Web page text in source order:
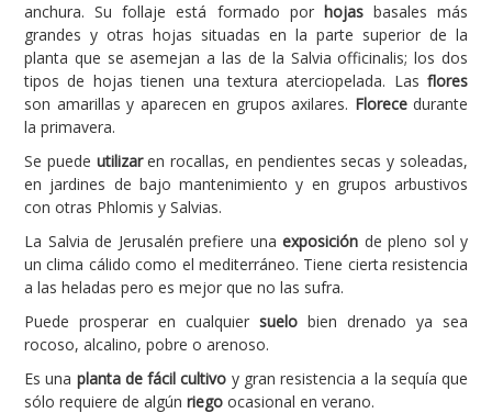
anchura. Su follaje está formado por hojasbasales más
grandes y otras hojas situadas en la parte superior de la
planta que se asemejan a las de la Salvia officinalis; los dos
tipos de hojas tienen una textura aterciopelada. Las flores
son amarillas y aparecen en grupos axilares. Florecedurante
la primavera.
Se puede utilizaren rocallas, en pendientes secas y soleadas,
en jardines de bajo mantenimiento y en grupos arbustivos
con otras Phlomis y Salvias.
La Salvia de Jerusalén prefiere una exposición de pleno sol y
un clima cálido como el mediterráneo. Tiene cierta resistencia
a las heladas pero es mejor que no las sufra.
Puede prosperar en cualquier suelo bien drenado ya sea
rocoso, alcalino, pobre o arenoso.
Es una planta de fácil cultivo y gran resistencia a la sequía que
sólo requiere de algún riego ocasional en verano.